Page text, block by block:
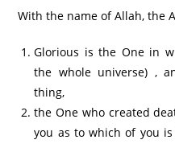
With the name of Allah, the
Glorious is the One in
the whole universe) ,
thing,
the One who created
you as to which of you